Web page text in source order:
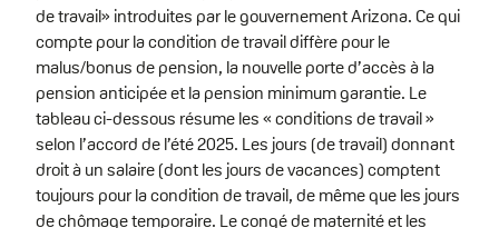
de travail» introduites par le gouvernement Arizona. Ce qui
compte pour la condition de travail diffère pour le
malus/bonus de pension, la nouvelle porte d’accès à la
pension anticipée et la pension minimum garantie. Le
tableau ci-dessous résume les « conditions de travail »
selon l’accord de l’été 2025. Les jours (de travail) donnant
droit à un salaire (dont les jours de vacances) comptent
toujours pour la condition de travail, de même que les jours
de chômage temporaire. Le congé de maternité et les